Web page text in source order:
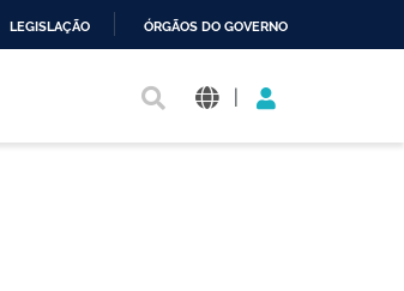
LEGISLAÇÃO ÓRGÃOS DO GOVERNO
|